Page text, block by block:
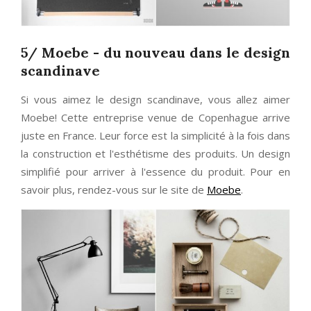
5/ Moebe - du nouveau dans le design
scandinave
Si vous aimez le design scandinave, vous allez aimer
Moebe! Cette entreprise venue de Copenhague arrive
juste en France. Leur force est la simplicité à la fois dans
la construction et l'esthétisme des produits. Un design
simplifié pour arriver à l'essence du produit. Pour en
savoir plus, rendez-vous sur le site de Moebe.